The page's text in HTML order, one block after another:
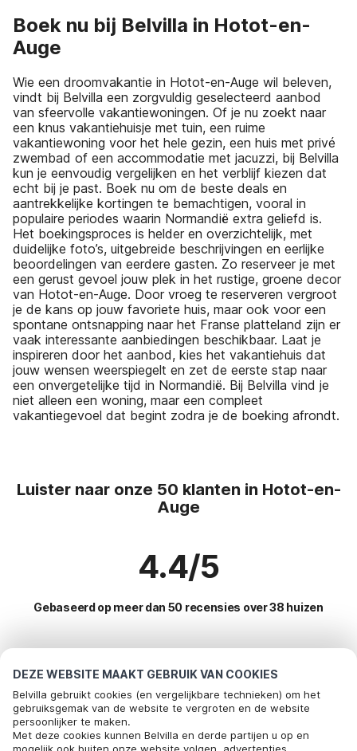
DEZE WEBSITE MAAKT GEBRUIK VAN COOKIES
Belvilla gebruikt cookies (en vergelijkbare technieken) om het
gebruiksgemak van de website te vergroten en de website
persoonlijker te maken.
Met deze cookies kunnen Belvilla en derde partijen u op en
Boek nu bij Belvilla in Hotot-en-
Auge
Wie een droomvakantie in Hotot-en-Auge wil beleven,
vindt bij Belvilla een zorgvuldig geselecteerd aanbod
van sfeervolle vakantiewoningen. Of je nu zoekt naar
een knus vakantiehuisje met tuin, een ruime
vakantiewoning voor het hele gezin, een huis met privé
zwembad of een accommodatie met jacuzzi, bij Belvilla
kun je eenvoudig vergelijken en het verblijf kiezen dat
echt bij je past. Boek nu om de beste deals en
aantrekkelijke kortingen te bemachtigen, vooral in
populaire periodes waarin Normandië extra geliefd is.
Het boekingsproces is helder en overzichtelijk, met
duidelijke foto’s, uitgebreide beschrijvingen en eerlijke
beoordelingen van eerdere gasten. Zo reserveer je met
een gerust gevoel jouw plek in het rustige, groene decor
van Hotot-en-Auge. Door vroeg te reserveren vergroot
je de kans op jouw favoriete huis, maar ook voor een
spontane ontsnapping naar het Franse platteland zijn er
vaak interessante aanbiedingen beschikbaar. Laat je
inspireren door het aanbod, kies het vakantiehuis dat
jouw wensen weerspiegelt en zet de eerste stap naar
een onvergetelijke tijd in Normandië. Bij Belvilla vind je
niet alleen een woning, maar een compleet
vakantiegevoel dat begint zodra je de boeking afrondt.
Luister naar onze 50 klanten in Hotot-en-
Auge
4.4/5
Gebaseerd op meer dan 50 recensies over 38 huizen
Meest populaire bestemmingen voor
vakantie
Top steden met top voorzieningen voor vakantie